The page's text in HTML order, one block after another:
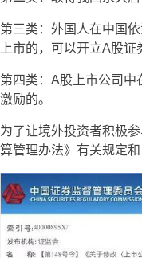
第三类：外国人在中国
上市的，可以开立A股证
第四类：A股上市公司中
激励的。
为了让境外投资者积极
算管理办法》有关规定